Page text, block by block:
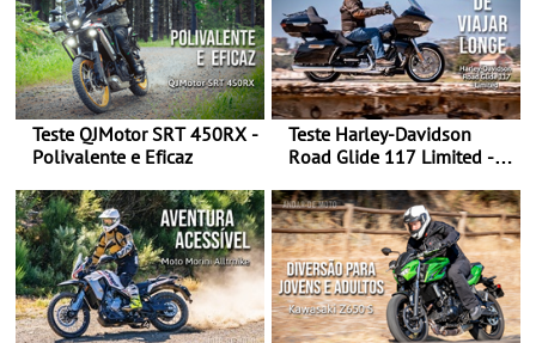
Teste QJMotor SRT 450RX -
Polivalente e Eficaz
Teste Harley-Davidson
Road Glide 117 Limited - A